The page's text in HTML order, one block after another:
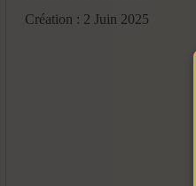
Création : 2 Juin 2025